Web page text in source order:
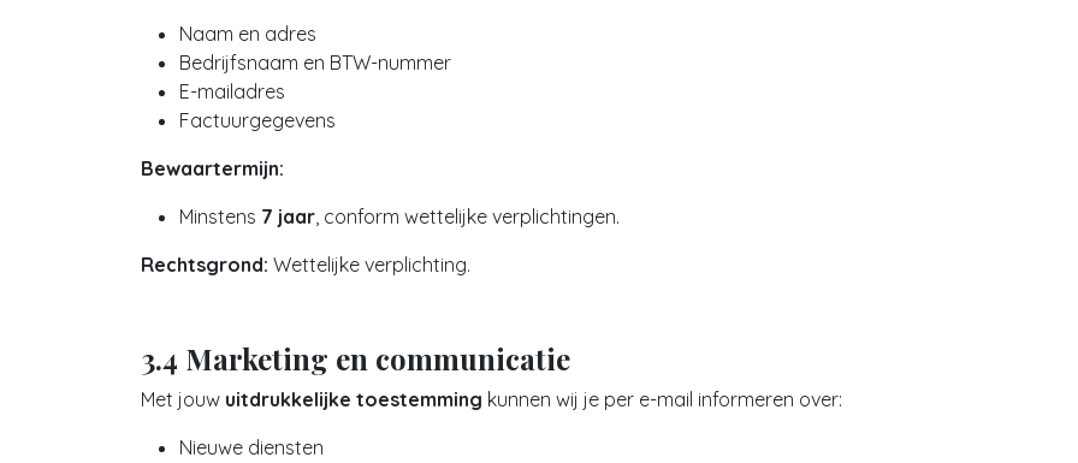
Naam en adres
Bedrijfsnaam en BTW-nummer
E-mailadres
Factuurgegevens
Bewaartermijn:
Minstens 7 jaar, conform wettelijke verplichtingen.
Rechtsgrond: Wettelijke verplichting.
3.4 Marketing en communicatie
Met jouw uitdrukkelijke toestemming kunnen wij je per e-mail informeren over:
Nieuwe diensten